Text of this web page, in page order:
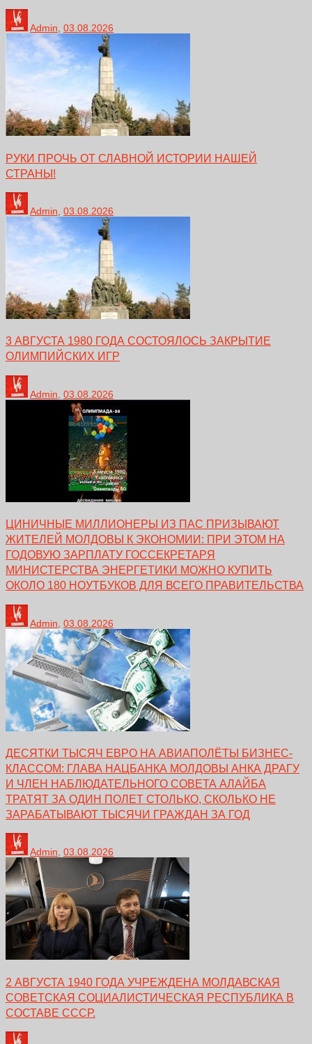
Admin, 03.08.2026
РУКИ ПРОЧЬ ОТ СЛАВНОЙ ИСТОРИИ НАШЕЙ
СТРАНЫ!
Admin 03.08.2026
3 АВГУСТА 1980 ГОДА СОСТОЯЛОСЬ ЗАКРЫТИЕ
ОЛИМПИЙСКИХ ИГР
Admin 03.08.2026
ЦИНИЧНЫЕ МИЛЛИОНЕРЫ ИЗ ПАС ПРИЗЫВАЮТ
ЖИТЕЛЕЙ МОЛДОВЫ К ЭКОНОМИИ: ПРИ ЭТОМ НА
ГОДОВУЮ ЗАРПЛАТУ ГОССЕКРЕТАРЯ
МИНИСТЕРСТВА ЭНЕРГЕТИКИ МОЖНО КУПИТЬ
ОКОЛО 180 НОУТБУКОВ ДЛЯ ВСЕГО ПРАВИТЕЛЬСТВА
Admin 03.08.2026
ДЕСЯТКИ ТЫСЯЧ ЕВРО НА АВИАПОЛЁТЫ БИЗНЕС-
КЛАССОМ: ГЛАВА НАЦБАНКА МОЛДОВЫ АНКА ДРАГУ
И ЧЛЕН НАБЛЮДАТЕЛЬНОГО СОВЕТА АЛАЙБА
ТРАТЯТ ЗА ОДИН ПОЛЕТ СТОЛЬКО, СКОЛЬКО НЕ
ЗАРАБАТЫВАЮТ ТЫСЯЧИ ГРАЖДАН ЗА ГОД
Admin, 03.08.2026
2 АВГУСТА 1940 ГОДА УЧРЕЖДЕНА МОЛДАВСКАЯ
СОВЕТСКАЯ СОЦИАЛИСТИЧЕСКАЯ РЕСПУБЛИКА В
СОСТАВЕ СССР.